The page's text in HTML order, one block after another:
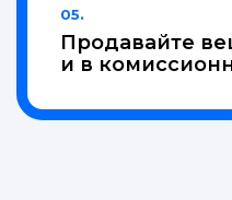
05.
Продавайте
и в